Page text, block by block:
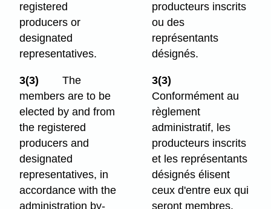
registered
producers or
designated
representatives.
producteurs inscrits
ou des
représentants
désignés.
3(3)
The
members are to be
elected by and from
the registered
producers and
designated
representatives, in
accordance with the
administration by-
3(3)
Conformément au
règlement
administratif, les
producteurs inscrits
et les représentants
désignés élisent
ceux d'entre eux qui
seront membres.